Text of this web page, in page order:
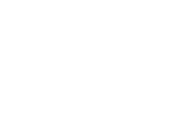
過生動活潑的法式插
習藝術不再遙不可